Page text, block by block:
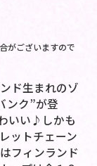
がございますので
ド生まれのゾ
ンク”が登
いい♪しかも
ットチェーン
フィンランド